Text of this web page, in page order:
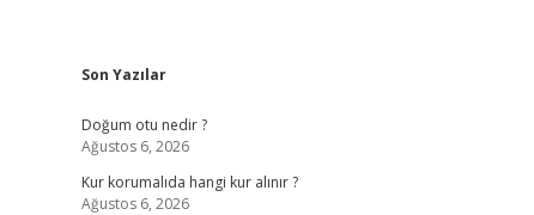
Sidebar
Son Yazılar
Doğum otu nedir ?
Ağustos 6, 2026
Kur korumalıda hangi kur alınır ?
Ağustos 6, 2026
betci